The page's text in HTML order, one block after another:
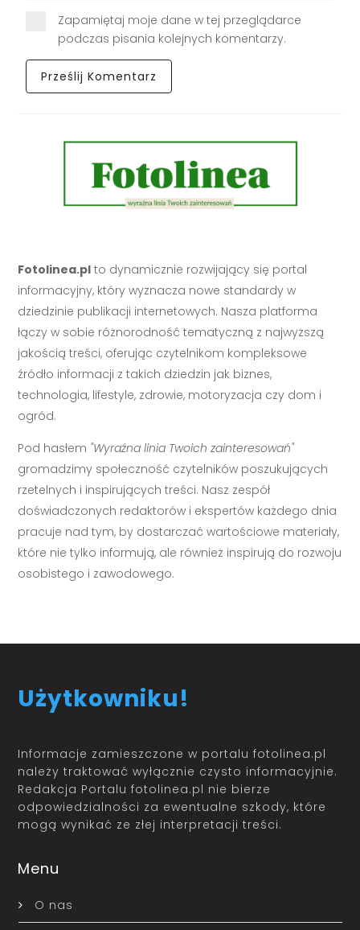
Zapamiętaj moje dane w tej przeglądarce
podczas pisania kolejnych komentarzy.
Fotolinea.pl to dynamicznie rozwijający się portal
informacyjny, który wyznacza nowe standardy w
dziedzinie publikacji internetowych. Nasza platforma
łączy w sobie różnorodność tematyczną z najwyższą
jakością treści, oferując czytelnikom kompleksowe
źródło informacji z takich dziedzin jak biznes,
technologia, lifestyle, zdrowie, motoryzacja czy dom i
ogród.
Pod hasłem "Wyraźna linia Twoich zainteresowań"
gromadzimy społeczność czytelników poszukujących
rzetelnych i inspirujących treści. Nasz zespół
doświadczonych redaktorów i ekspertów każdego dnia
pracuje nad tym, by dostarczać wartościowe materiały,
które nie tylko informują, ale również inspirują do rozwoju
osobistego i zawodowego.
Użytkowniku!
Informacje zamieszczone w portalu fotolinea.pl
należy traktować wyłącznie czysto informacyjnie.
Redakcja Portalu fotolinea.pl nie bierze
odpowiedzialności za ewentualne szkody, które
mogą wynikać ze złej interpretacji treści.
Menu
O nas